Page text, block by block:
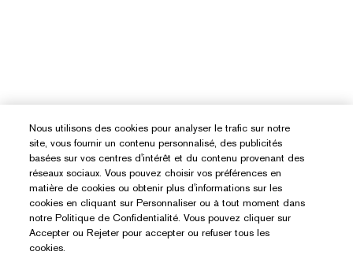
Besoin D’aide ?
Suivre ma commande
Nous contacter
À Propos D’Estée Lauder
Nous utilisons des cookies pour analyser le trafic sur notre
site, vous fournir un contenu personnalisé, des publicités
basées sur vos centres d'intérêt et du contenu provenant des
réseaux sociaux. Vous pouvez choisir vos préférences en
matière de cookies ou obtenir plus d'informations sur les
cookies en cliquant sur Personnaliser ou à tout moment dans
notre Politique de Confidentialité. Vous pouvez cliquer sur
Accepter ou Rejeter pour accepter ou refuser tous les
cookies.